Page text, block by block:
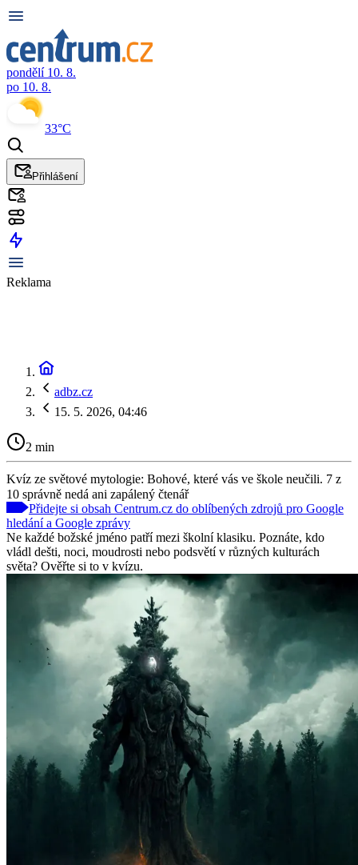
pondělí 10. 8.
po 10. 8.
33°C
Přihlášení
Reklama
adbz.cz
15. 5. 2026, 04:46
2 min
Kvíz ze světové mytologie: Bohové, které vás ve škole neučili. 7 z
10 správně nedá ani zapálený čtenář
Přidejte si obsah Centrum.cz do oblíbených zdrojů pro Google
hledání a Google zprávy
Ne každé božské jméno patří mezi školní klasiku. Poznáte, kdo
vládl dešti, noci, moudrosti nebo podsvětí v různých kulturách
světa? Ověřte si to v kvízu.